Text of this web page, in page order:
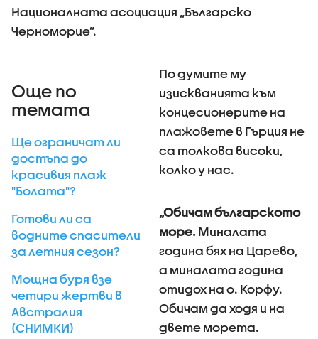
Националната асоциация „Българско
Черноморие”.
Още по
темата
Ще ограничат ли
достъпа до
красивия плаж
"Болата"?
Готови ли са
водните спасители
за летния сезон?
Мощна буря взе
четири жертви в
Австралия
(СНИМКИ)
По думите му
изискванията към
концесионерите на
плажовете в Гърция не
са толкова високи,
колко у нас.
„Обичам българското
море. Миналата
година бях на Царево,
а миналата година
отидох на о. Корфу.
Обичам да ходя и на
двете морета.